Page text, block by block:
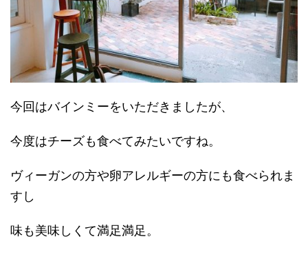
今回はバインミーをいただきましたが、
今度はチーズも食べてみたいですね。
ヴィーガンの方や卵アレルギーの方にも食べられま
すし
味も美味しくて満足満足。